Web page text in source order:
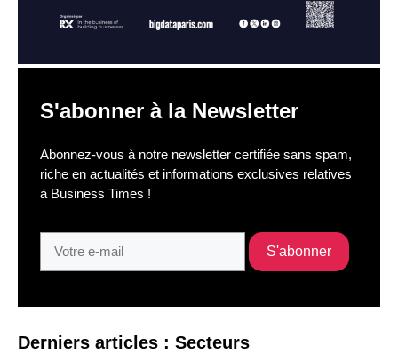
S'abonner à la Newsletter
Abonnez-vous à notre newsletter certifiée sans spam,
riche en actualités et informations exclusives relatives
à Business Times !
Derniers articles : Secteurs